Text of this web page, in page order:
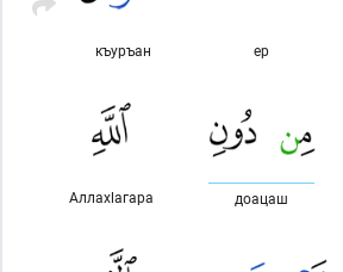
ер
къуръан
доацаш
Аллахlагара